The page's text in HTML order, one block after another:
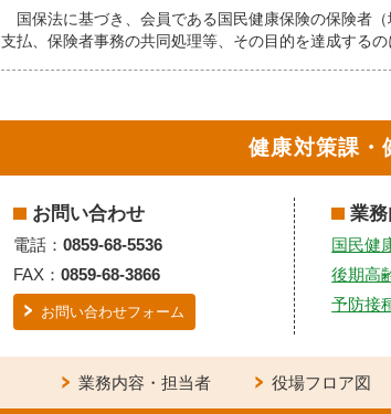
国保法に基づき、会員である国民健康保険の保険者
支払、保険者事務の共同処理等、その目的を達成する
健康対策課・
お問い合わせ
電話： 0859-68-5536
FAX： 0859-68-3866
お問い合わせフォーム
業
国民健
後期高
予防接
業務内容・担当者 役場フロア図